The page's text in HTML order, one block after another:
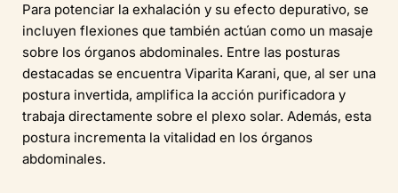
Para potenciar la exhalación y su efecto depurativo, se
incluyen flexiones que también actúan como un masaje
sobre los órganos abdominales. Entre las posturas
destacadas se encuentra Viparita Karani, que, al ser una
postura invertida, amplifica la acción purificadora y
trabaja directamente sobre el plexo solar. Además, esta
postura incrementa la vitalidad en los órganos
abdominales.